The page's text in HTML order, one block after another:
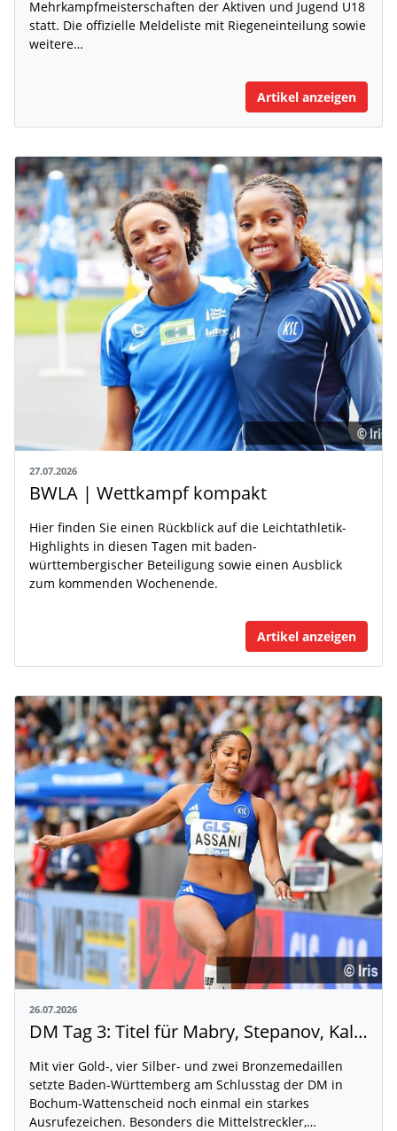
Mehrkampfmeisterschaften der Aktiven und Jugend U18
statt. Die offizielle Meldeliste mit Riegeneinteilung sowie
weitere…
Artikel anzeigen
27.07.2026
BWLA | Wettkampf kompakt
Hier finden Sie einen Rückblick auf die Leichtathletik-
Highlights in diesen Tagen mit baden-
württembergischer Beteiligung sowie einen Ausblick
zum kommenden Wochenende.
Artikel anzeigen
26.07.2026
DM Tag 3: Titel für Mabry, Stepanov, Kallabis und Assani
Mit vier Gold-, vier Silber- und zwei Bronzemedaillen
setzte Baden-Württemberg am Schlusstag der DM in
Bochum-Wattenscheid noch einmal ein starkes
Ausrufezeichen. Besonders die Mittelstreckler,…